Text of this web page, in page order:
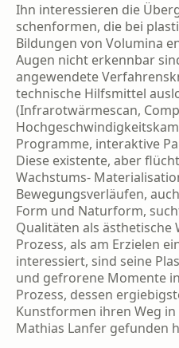
Ihn interessieren die
schenformen, die bei
Bildungen von Volumina
Augen nicht erkennbar
angewendete
technische Hilfs­mittel
(Infrarotwärmescan,
Programme, interak­tive
Diese existente, aber
Wachstums-
Bewegungsverläufen,
Form und Naturform,
Qualitäten als ästhetische
Prozess, als am Erzielen
interessiert, sind seine
und gefrorene Momente
Prozess, dessen
Kunstformen ihren Weg
Mathias Lanfer gefunden